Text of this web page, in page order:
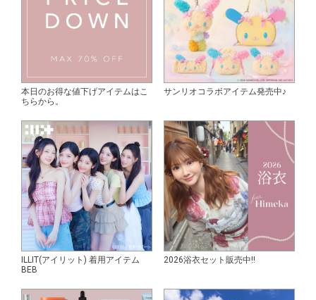
本日のお得な値下げアイテムはこ
ちらから。
サンリオコラボアイテム発売中♪
ILLIT(アイリット) 着用アイテム
BEB
2026浴衣セット販売中!!